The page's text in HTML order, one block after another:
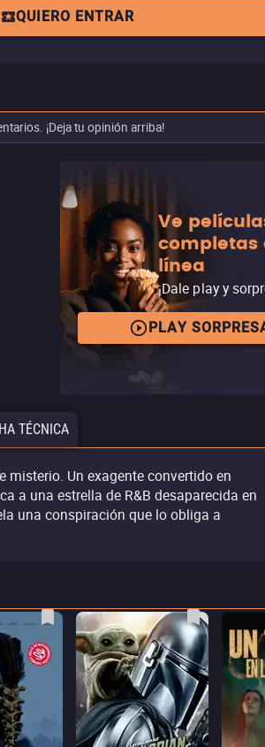
QUIERO ENTRAR
¡Deja tu opinión arriba!
Ve
completas
línea
¡Dale play y
PLAY
TÉCNICA
misterio. Un exagente convertido en
a una estrella de R&B desaparecida en
una conspiración que lo obliga a